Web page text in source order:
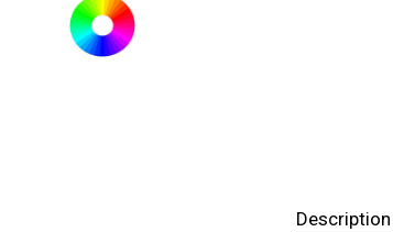
Description